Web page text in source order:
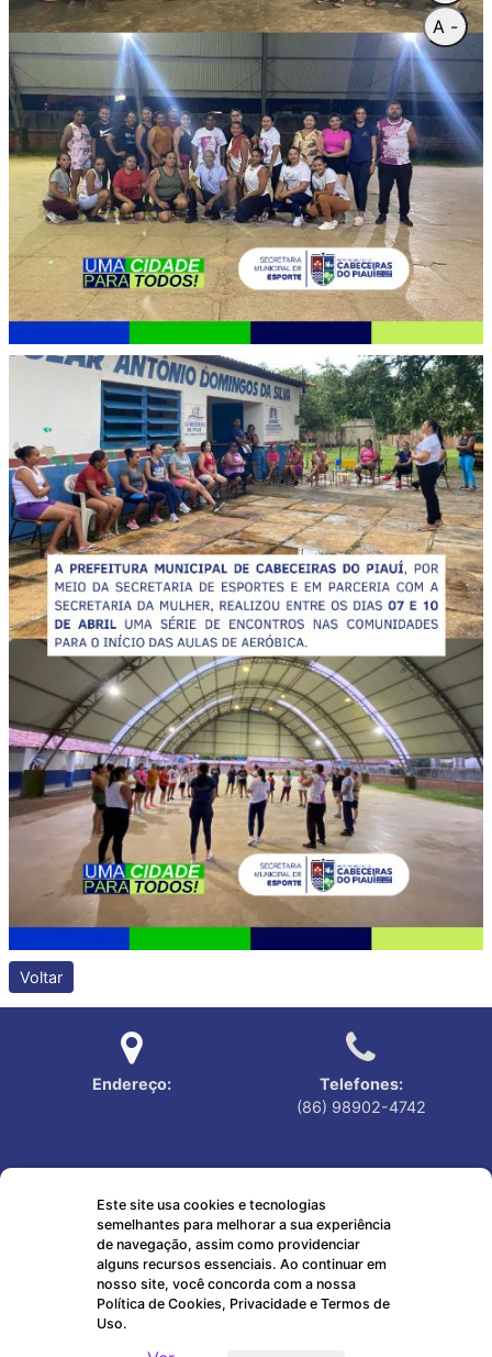
A -
Voltar
Endereço:
Telefones:
(86) 98902-4742
Horário de atendimento:
7:30 às 13:00
Emails:
ouvidoriacabeceiras@gmail.com
Este site usa cookies e tecnologias
semelhantes para melhorar a sua experiência
de navegação, assim como providenciar
alguns recursos essenciais. Ao continuar em
nosso site, você concorda com a nossa
Política de Cookies, Privacidade e Termos de
Uso.